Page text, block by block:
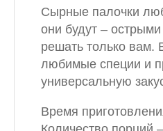
Сырные палочки
они будут –
решать только вам.
любимые специи и
универсальную
Время